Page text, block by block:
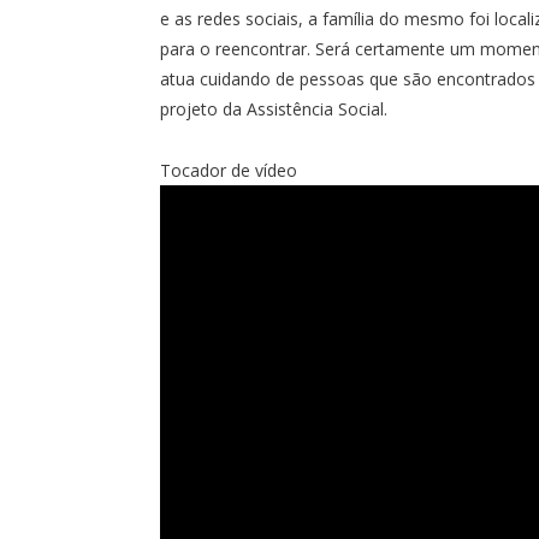
e as redes sociais, a família do mesmo foi
para o reencontrar. Será certamente um
atua cuidando de pessoas que são
projeto da Assistência Social.
Tocador de vídeo